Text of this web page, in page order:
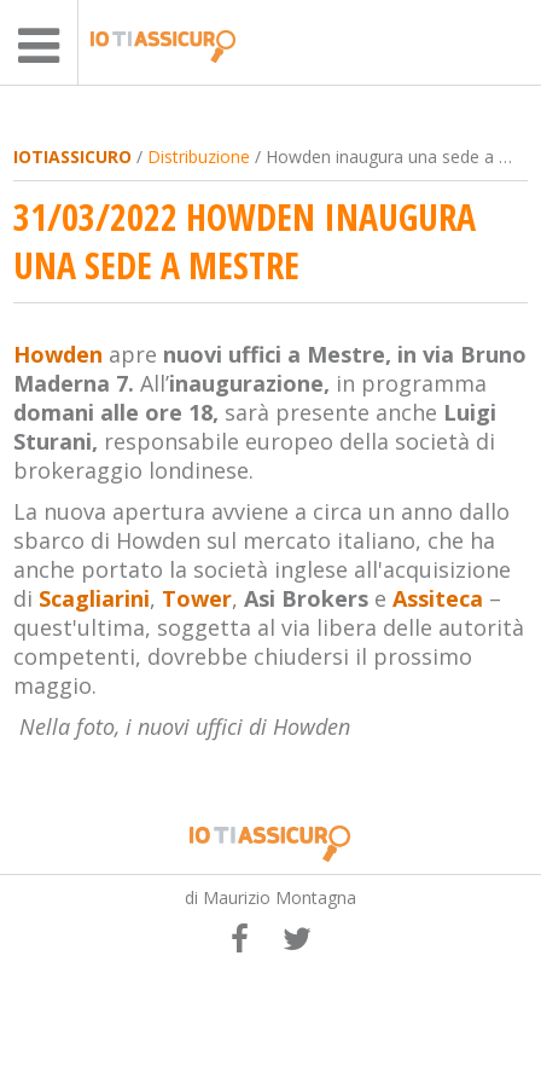
IOTIASSICURO / Distribuzione / Howden inaugura una sede a Mestre
31/03/2022 HOWDEN INAUGURA
UNA SEDE A MESTRE
Howden apre nuovi uffici a Mestre, in via Bruno
Maderna 7.All’inaugurazione, in programma
domani alle ore 18, sarà presente anche Luigi
Sturani, responsabile europeo della società di
brokeraggio londinese.
La nuova apertura avviene a circa un anno dallo
sbarco di Howden sul mercato italiano, che ha
anche portato la società inglese all'acquisizione
di Scagliarini, Tower,Asi Brokers eAssiteca –
quest'ultima, soggetta al via libera delle autorità
competenti, dovrebbe chiudersi il prossimo
maggio.
Nella foto, i nuovi uffici di Howden
di Maurizio Montagna